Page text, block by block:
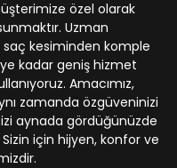
özel olarak
Uzman
kesiminden komple
kadar geniş hizmet
Amacımız,
zamanda özgüveninizi
aynada gördüğünüzde
için hijyen, konfor ve